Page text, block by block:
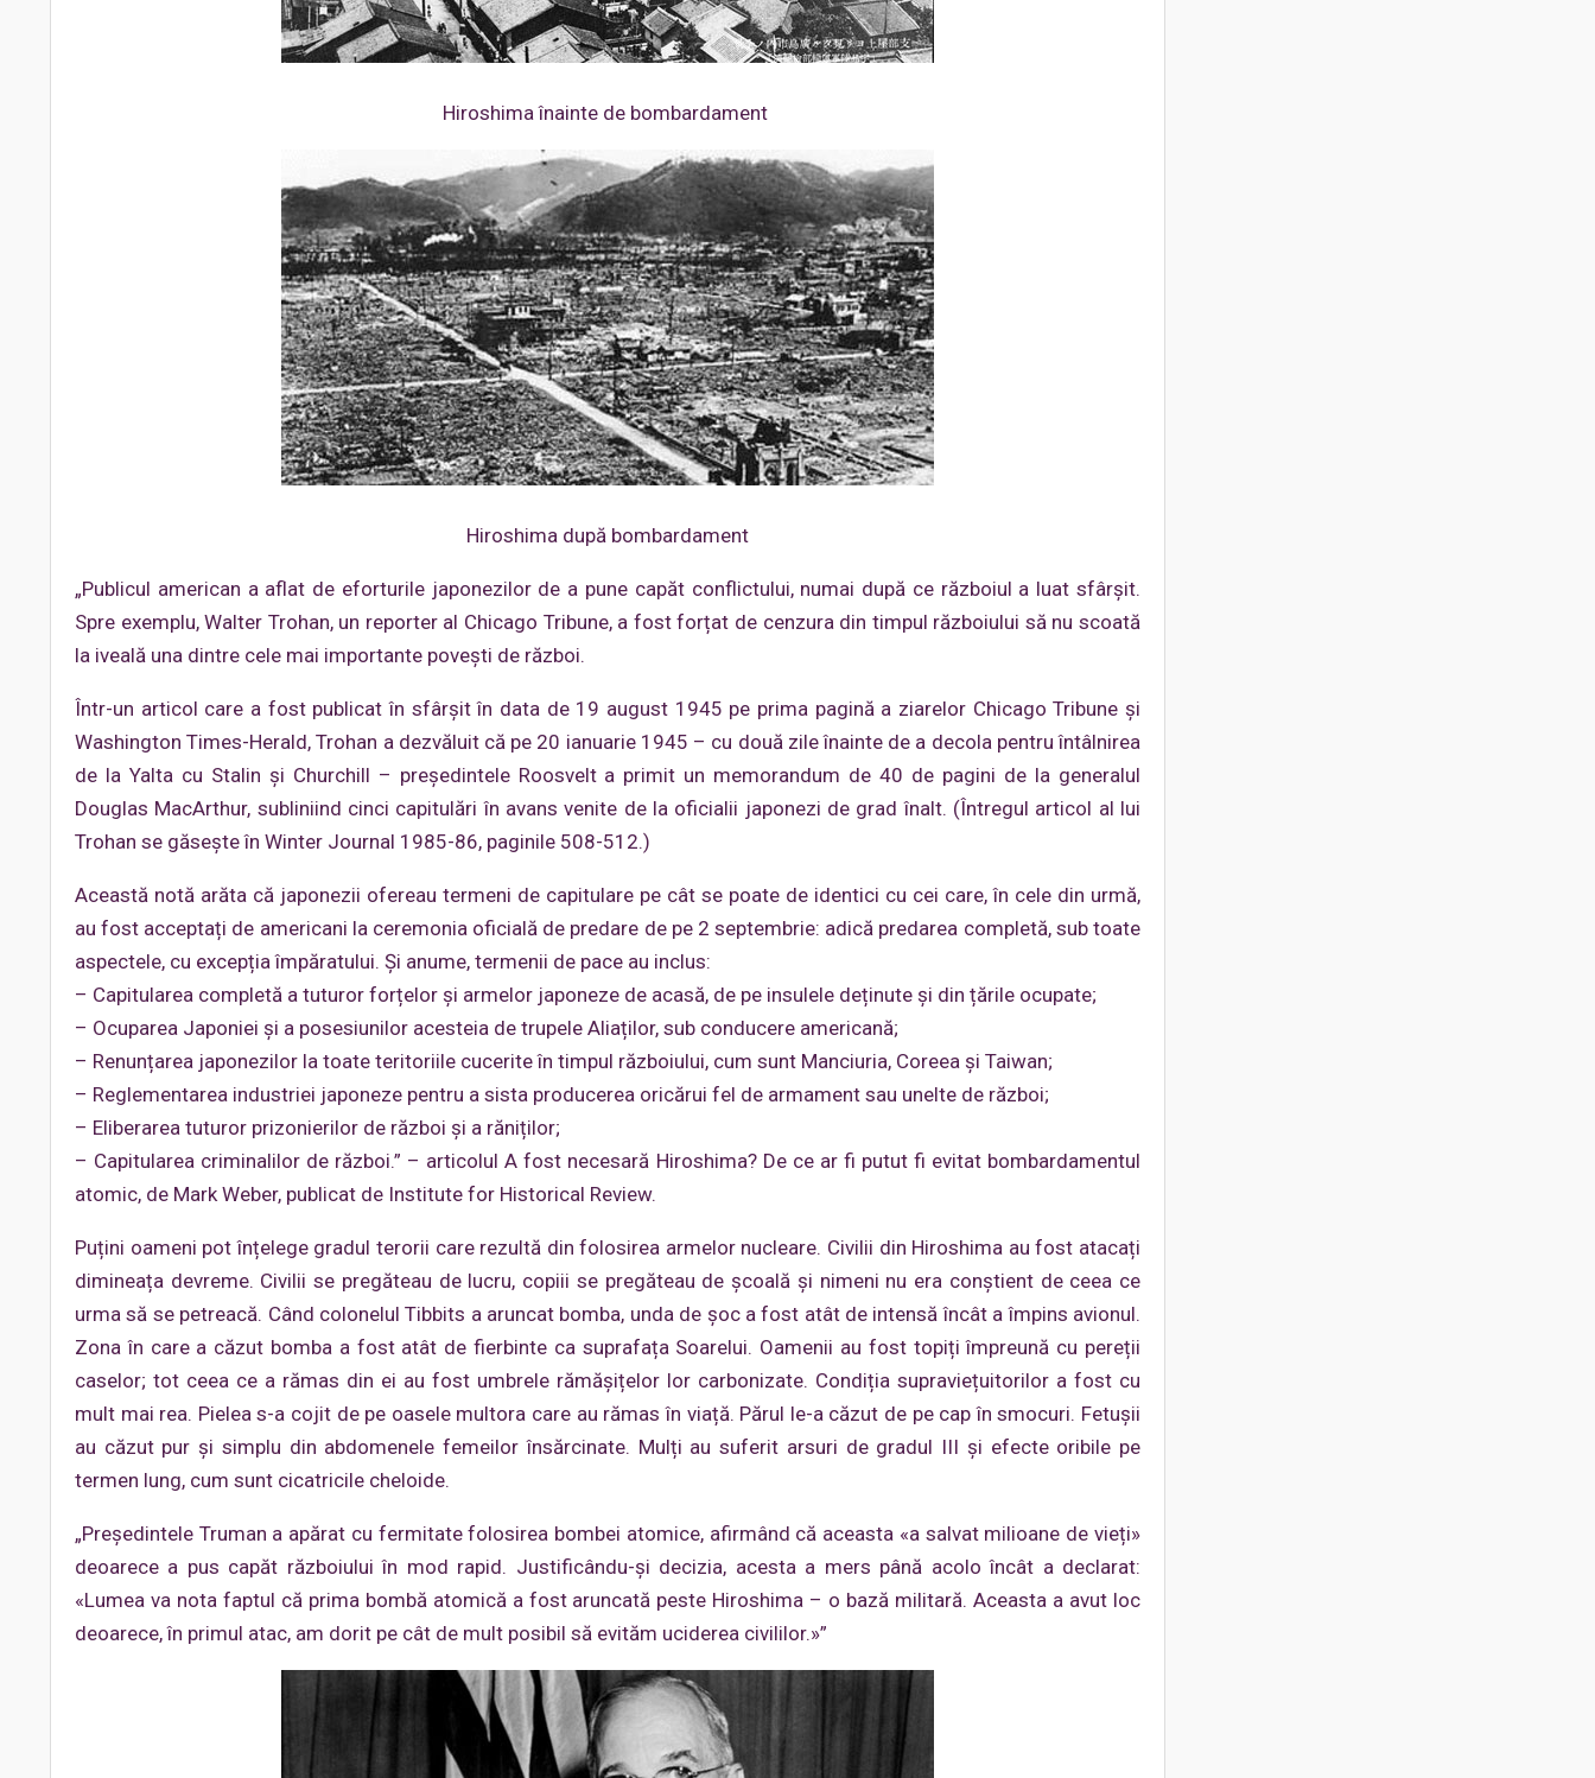
Hiroshima înainte de bombardament
Hiroshima după bombardament
„Publicul american a aflat de eforturile japonezilor de a pune capăt conflictului, numai după ce războiul a luat sfârșit.
Spre exemplu, Walter Trohan, un reporter al Chicago Tribune, a fost forțat de cenzura din timpul războiului să nu scoată
la iveală una dintre cele mai importante povești de război.
Într-un articol care a fost publicat în sfârșit în data de 19 august 1945 pe prima pagină a ziarelor Chicago Tribune și
Washington Times-Herald, Trohan a dezvăluit că pe 20 ianuarie 1945 – cu două zile înainte de a decola pentru întâlnirea
de la Yalta cu Stalin și Churchill – președintele Roosvelt a primit un memorandum de 40 de pagini de la generalul
Douglas MacArthur, subliniind cinci capitulări în avans venite de la oficialii japonezi de grad înalt. (Întregul articol al lui
Trohan se găsește în Winter Journal 1985-86, paginile 508-512.)
Această notă arăta că japonezii ofereau termeni de capitulare pe cât se poate de identici cu cei care, în cele din urmă,
au fost acceptați de americani la ceremonia oficială de predare de pe 2 septembrie: adică predarea completă, sub toate
aspectele, cu excepția împăratului. Și anume, termenii de pace au inclus:
– Capitularea completă a tuturor forțelor și armelor japoneze de acasă, de pe insulele deținute și din țările ocupate;
– Ocuparea Japoniei și a posesiunilor acesteia de trupele Aliaților, sub conducere americană;
– Renunțarea japonezilor la toate teritoriile cucerite în timpul războiului, cum sunt Manciuria, Coreea și Taiwan;
– Reglementarea industriei japoneze pentru a sista producerea oricărui fel de armament sau unelte de război;
– Eliberarea tuturor prizonierilor de război și a răniților;
– Capitularea criminalilor de război.” – articolul A fost necesară Hiroshima? De ce ar fi putut fi evitat bombardamentul
atomic, de Mark Weber, publicat de Institute for Historical Review.
Puțini oameni pot înțelege gradul terorii care rezultă din folosirea armelor nucleare. Civilii din Hiroshima au fost atacați
dimineața devreme. Civilii se pregăteau de lucru, copiii se pregăteau de școală și nimeni nu era conștient de ceea ce
urma să se petreacă. Când colonelul Tibbits a aruncat bomba, unda de șoc a fost atât de intensă încât a împins avionul.
Zona în care a căzut bomba a fost atât de fierbinte ca suprafața Soarelui. Oamenii au fost topiți împreună cu pereții
caselor; tot ceea ce a rămas din ei au fost umbrele rămășițelor lor carbonizate. Condiția supraviețuitorilor a fost cu
mult mai rea. Pielea s-a cojit de pe oasele multora care au rămas în viață. Părul le-a căzut de pe cap în smocuri. Fetușii
au căzut pur și simplu din abdomenele femeilor însărcinate. Mulți au suferit arsuri de gradul III și efecte oribile pe
termen lung, cum sunt cicatricile cheloide.
„Președintele Truman a apărat cu fermitate folosirea bombei atomice, afirmând că aceasta «a salvat milioane de vieți»
deoarece a pus capăt războiului în mod rapid. Justificându-și decizia, acesta a mers până acolo încât a declarat:
«Lumea va nota faptul că prima bombă atomică a fost aruncată peste Hiroshima – o bază militară. Aceasta a avut loc
deoarece, în primul atac, am dorit pe cât de mult posibil să evităm uciderea civililor.»”